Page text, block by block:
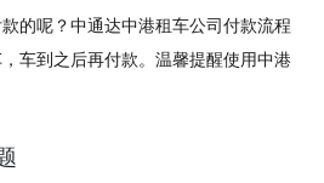
的呢？中通达中港租车公司付款流程
车到之后再付款。温馨提醒使用中港